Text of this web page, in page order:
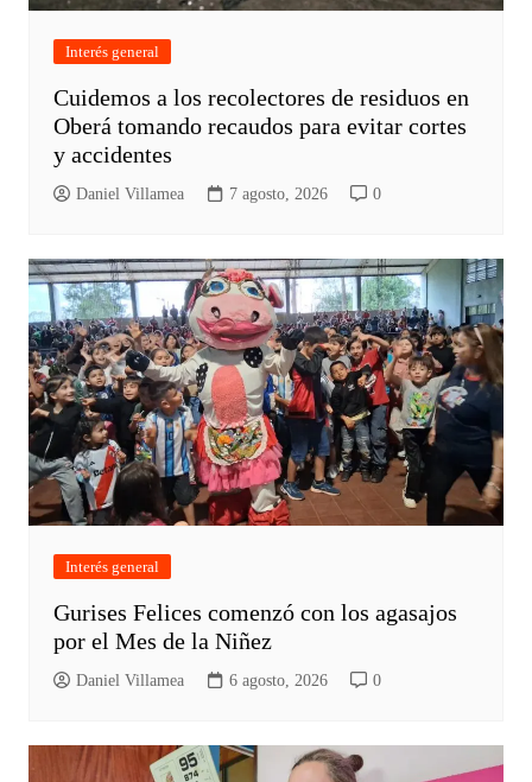
Interés general
Cuidemos a los recolectores de residuos en
Oberá tomando recaudos para evitar cortes
y accidentes
Daniel Villamea 7 agosto, 2026 0
Interés general
Gurises Felices comenzó con los agasajos
por el Mes de la Niñez
Daniel Villamea 6 agosto, 2026 0